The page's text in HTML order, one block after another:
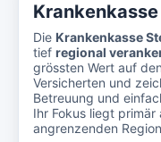
Die Krankenkasse
tief regional
grössten Wert auf den
Versicherten und
Betreuung und
Ihr Fokus liegt primär
angrenzenden